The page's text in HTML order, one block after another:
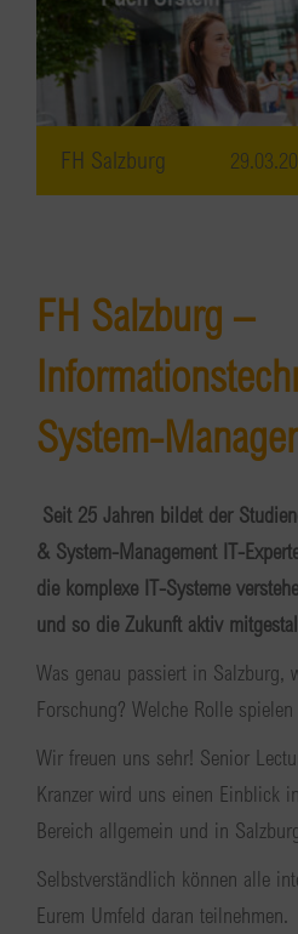
FH Salzburg
FH Salzburg –
System-
Seit 25 Jahren bildet der
& System-Management IT-
die komplexe IT-Systeme
und so die Zukunft aktiv
Was genau passiert in Salzburg,
Forschung? Welche Rolle spielen
Wir freuen uns sehr! Senior
Kranzer wird uns einen Einblick
Bereich allgemein und in
Selbstverständlich können alle
Eurem Umfeld daran teilnehmen.